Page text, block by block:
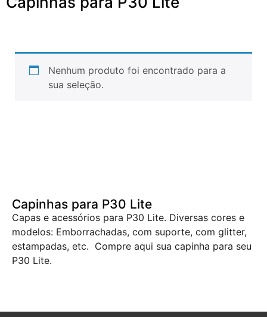
Nenhum produto foi encontrado para a
sua seleção.
Capinhas para P30 Lite
Capas e acessórios para P30 Lite. Diversas cores e
modelos: Emborrachadas, com suporte, com glitter,
estampadas, etc. Compre aqui sua capinha para seu
P30 Lite.